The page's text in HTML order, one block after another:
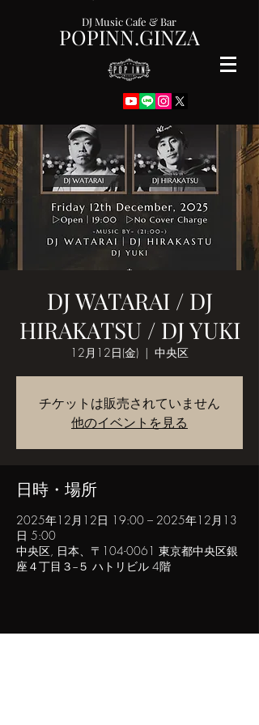
POPINN.GINZA
DJ Music Cafe & Bar
DJ WATARAI / DJ
HIRAKATSU / DJ YUKI
12月12日(金)
  |
中央区
チケットは販売されていません
他のイベントを見る
日時・場所
2025年12月12日 19:00 – 2025年12月13
日 5:00
中央区, 日本、〒104-0061 東京都中央区銀
座４丁目３−５ ハトリビル 4階